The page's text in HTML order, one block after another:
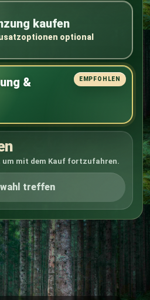
kaufen
optional
&
um mit dem Kauf fortzufahren.
treffen